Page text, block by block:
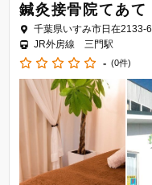
鍼灸接骨院てあて
千葉県いすみ市日在2133-6
JR外房線 三門駅
- (0件)